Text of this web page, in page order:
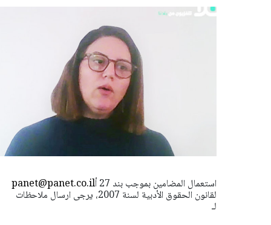
panet@panet.co.ilاستعمال المضامين بموجب بند 27 أ
لقانون الحقوق الأدبية لسنة 2007، يرجى ارسال ملاحظات
لـ